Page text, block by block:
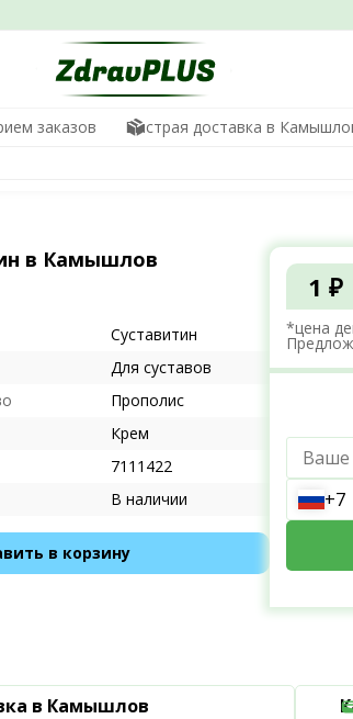
заказов Быстрая доставка в
в Камышлов
Суставитин
Для суставов
Прополис
Крем
7111422
В наличии
в корзину
1 ₽
*цена
+7
в Камышлов